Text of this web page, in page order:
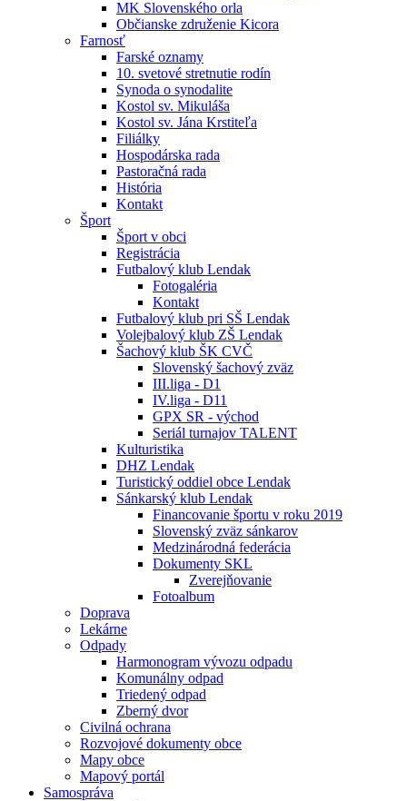
MK Slovenského orla
Občianske združenie Kicora
Farnosť
Farské oznamy
10. svetové stretnutie rodín
Synoda o synodalite
Kostol sv. Mikuláša
Kostol sv. Jána Krstiteľa
Filiálky
Hospodárska rada
Pastoračná rada
História
Kontakt
Šport
Šport v obci
Registrácia
Futbalový klub Lendak
Fotogaléria
Kontakt
Futbalový klub pri SŠ Lendak
Volejbalový klub ZŠ Lendak
Šachový klub ŠK CVČ
Slovenský šachový zväz
III.liga - D1
IV.liga - D11
GPX SR - východ
Seriál turnajov TALENT
Kulturistika
DHZ Lendak
Turistický oddiel obce Lendak
Sánkarský klub Lendak
Financovanie športu v roku 2019
Slovenský zväz sánkarov
Medzinárodná federácia
Dokumenty SKL
Zverejňovanie
Fotoalbum
Doprava
Lekárne
Odpady
Harmonogram vývozu odpadu
Komunálny odpad
Triedený odpad
Zberný dvor
Civilná ochrana
Rozvojové dokumenty obce
Mapy obce
Mapový portál
Samospráva